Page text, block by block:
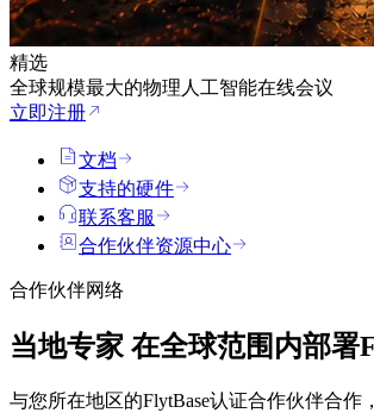
精选
全球规模最大的物理人工智能在线会议
立即注册
文档
支持的硬件
联系客服
合作伙伴资源中心
合作伙伴网络
当地专家 在全球范围内部署
与您所在地区的FlytBase认证合作伙伴合作